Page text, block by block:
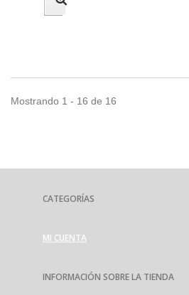
Mostrando 1 - 16 de 16
CATEGORÍAS
MI CUENTA
INFORMACIÓN SOBRE LA TIENDA